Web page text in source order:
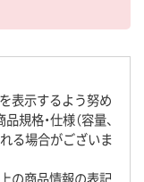
表示するよう努め
規格・仕様（容量、
る場合がございま
の商品情報の表記